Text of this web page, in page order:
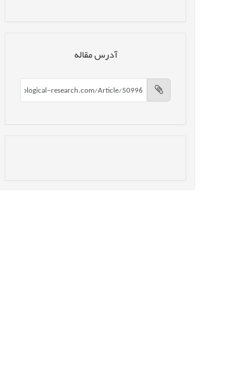
آدرس مقاله